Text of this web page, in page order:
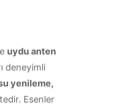
uydu anten
deneyimli
yenileme,
Esenler